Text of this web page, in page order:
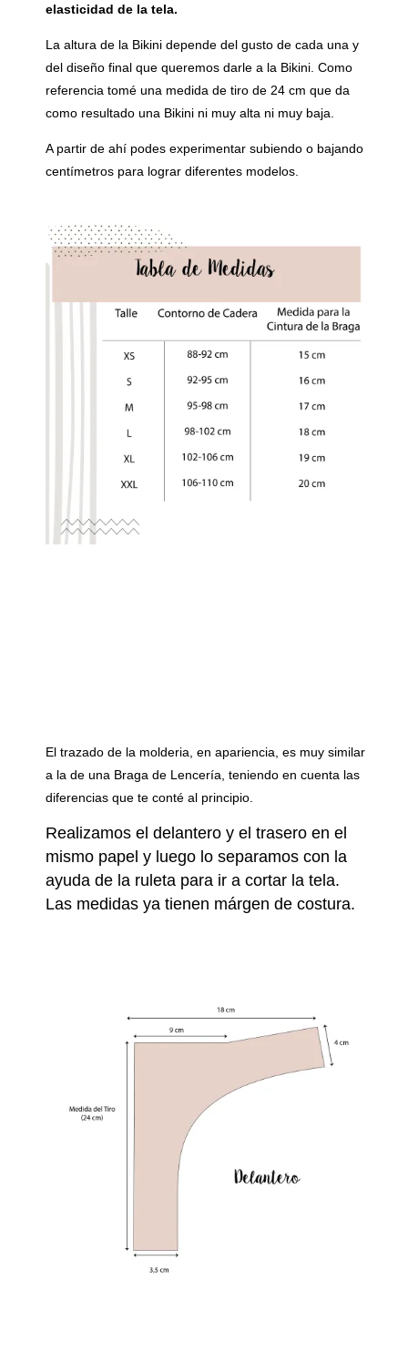
elasticidad de la tela.
La altura de la Bikini depende del gusto de cada una y
del diseño final que queremos darle a la Bikini. Como
referencia tomé una medida de tiro de 24 cm que da
como resultado una Bikini ni muy alta ni muy baja.
A partir de ahí podes experimentar subiendo o bajando
centímetros para lograr diferentes modelos.
El trazado de la molderia, en apariencia, es muy similar
a la de una Braga de Lencería, teniendo en cuenta las
diferencias que te conté al principio.
Realizamos el delantero y el trasero en el
mismo papel y luego lo separamos con la
ayuda de la ruleta para ir a cortar la tela.
Las medidas ya tienen márgen de costura.